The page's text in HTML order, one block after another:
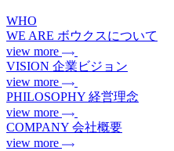
WHO
WE ARE ボウクスについて
view more
VISION 企業ビジョン
view more
PHILOSOPHY 経営理念
view more
COMPANY 会社概要
view more